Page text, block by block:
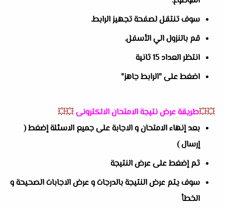
سوف تنتقل لصفحة تجهيز الرابط.
قم بالنزول الي الأسفل.
انتظر العداد 15 ثانية
اضغط على "الرابط جاهز"
💥💥طريقة عرض نتيجة الامتحان الالكترونى💥💥
بعد إنهاء الامتحان و الاجابة على جميع الاسئلة إضغط (
إرسال )
ثم إضغط على عرض النتيجة
سوف يتم عرض النتيجة بالدرجات و عرض الاجابات الصحيحة و
الخطأ